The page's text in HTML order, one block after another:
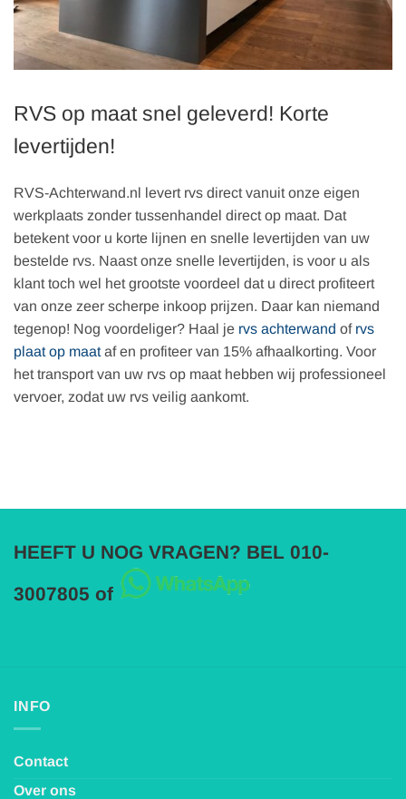
RVS op maat snel geleverd! Korte
levertijden!
RVS-Achterwand.nl levert rvs direct vanuit onze eigen
werkplaats zonder tussenhandel direct op maat. Dat
betekent voor u korte lijnen en snelle levertijden van uw
bestelde rvs. Naast onze snelle levertijden, is voor u als
klant toch wel het grootste voordeel dat u direct profiteert
van onze zeer scherpe inkoop prijzen. Daar kan niemand
tegenop! Nog voordeliger? Haal je rvs achterwand of rvs
plaat op maataf en profiteer van 15% afhaalkorting. Voor
het transport van uw rvs op maat hebben wij professioneel
vervoer, zodat uw rvs veilig aankomt.
HEEFT U NOG VRAGEN? BEL 010-
3007805 of
INFO
Contact
Over ons